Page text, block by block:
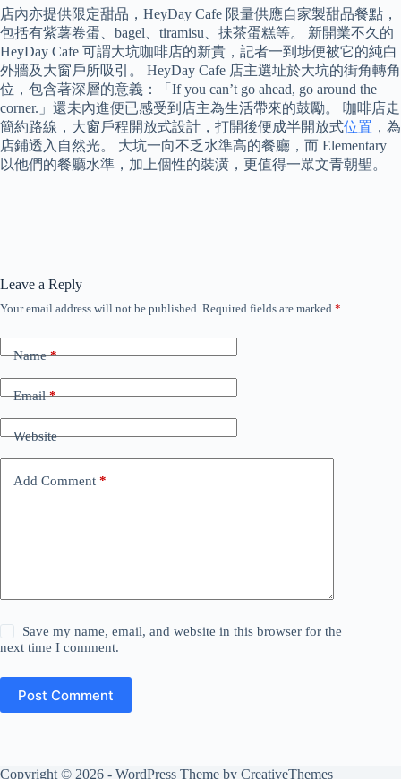
店內亦提供限定甜品，HeyDay Cafe 限量供應自家製甜品餐點，
包括有紫薯卷蛋、bagel、tiramisu、抺茶蛋糕等。 新開業不久的
HeyDay Cafe 可謂大坑咖啡店的新貴，記者一到埗便被它的純白
外牆及大窗戶所吸引。 HeyDay Cafe 店主選址於大坑的街角轉角
位，包含著深層的意義：「If you can’t go ahead, go around the
corner.」還未內進便已感受到店主為生活帶來的鼓勵。 咖啡店走
簡約路線，大窗戶程開放式設計，打開後便成半開放式位置 ，為
店鋪透入自然光。 大坑一向不乏水準高的餐廳，而 Elementary
以他們的餐廳水準，加上個性的裝潢，更值得一眾文青朝聖。
Leave a Reply
Your email address will not be published. Required fields are marked *
Name*
Email*
Website
Add Comment *
Save my name, email, and website in this browser for the
next time I comment.
Post Comment
Copyright © 2026 - WordPress Theme by CreativeThemes